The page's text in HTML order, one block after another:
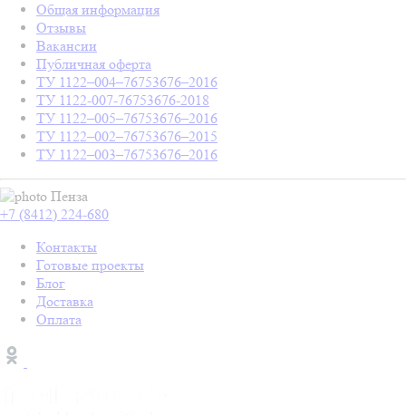
Общая информация
Отзывы
Вакансии
Публичная оферта
ТУ 1122–004–76753676–2016
ТУ 1122-007-76753676-2018
ТУ 1122–005–76753676–2016
ТУ 1122–002–76753676–2015
ТУ 1122–003–76753676–2016
Пенза
+7 (8412) 224-680
Контакты
Готовые проекты
Блог
Доставка
Оплата